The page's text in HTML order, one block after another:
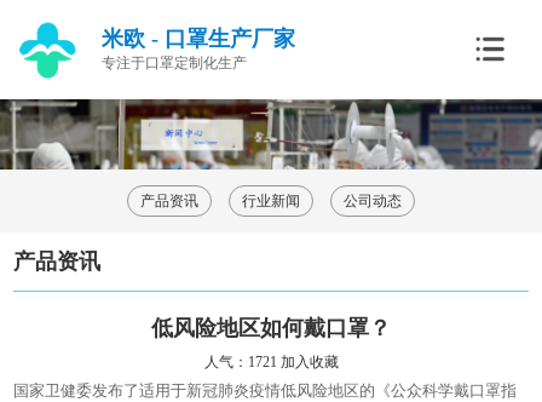
米欧 - 口罩生产厂家
专注于口罩定制化生产
产品资讯 行业新闻 公司动态
产品资讯
低风险地区如何戴口罩？
人气：1721 加入收藏
国家卫健委发布了适用于新冠肺炎疫情低风险地区的《公众科学戴口罩指